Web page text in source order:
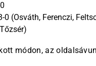
0 (Osváth, Ferenczi,
módon, az